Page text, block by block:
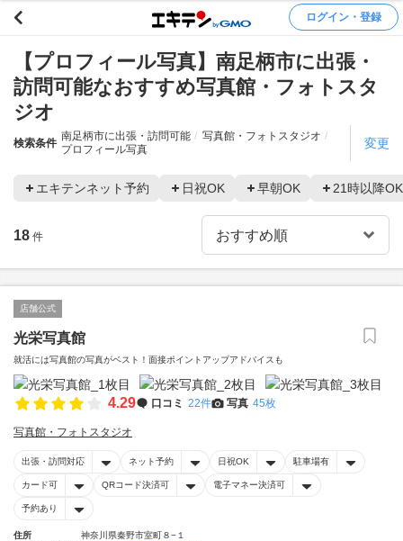
ログイン・登録
【プロフィール写真】南足柄市に出張・
訪問可能なおすすめ写真館・フォトスタ
ジオ
検索条件
南足柄市に出張・訪問可能
写真館・フォトスタジオ
プロフィール写真
変更
エキテンネット予約 日祝OK 早朝OK 21時以降OK
18 件
店舗公式
光栄写真館
就活には写真館の写真がベスト！面接ポイントアップアドバイスも
4.29 口コミ 22件 写真 45枚
写真館・フォトスタジオ
出張・訪問対応 ネット予約 日祝OK 駐車場有
カード可 QRコード決済可 電子マネー決済可
予約あり
住所
神奈川県秦野市室町８−１